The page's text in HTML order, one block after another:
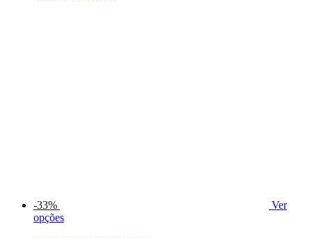
-33%
Ver
opções